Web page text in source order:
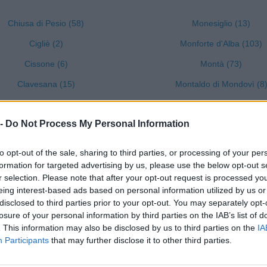
Do Not Process My Personal Information
opt-out of the sale, sharing to third parties, or processing of your
for targeted advertising by us, please use the below opt-out
selection. Please note that after your opt-out request is processed
interest-based ads based on personal information utilized by us
to third parties prior to your opt-out. You may separately
of your personal information by third parties on the IAB’s list of
This information may also be disclosed by us to third parties on the
Participants that may further disclose it to other third parties.
Chiusa di Pesio (58)
Cigliè (2)
Cissone (6)
Clavesana (15)
Corneliano d'Alba (38)
Cortemilia (68)
Costigliole Saluzzo (53)
Cravanzana (12)
Crissolo (2)
Cuneo (1331)
Demonte (30)
Monesiglio (13)
Monforte d'Alba (103)
Montà (73)
Montaldo di Mondovì (8)
Montaldo Roero (12)
Montemale di Cuneo (1)
Monterosso Grana (8)
Monteu Roero (24)
Montezemolo (8)
Monticello d'Alba (49)